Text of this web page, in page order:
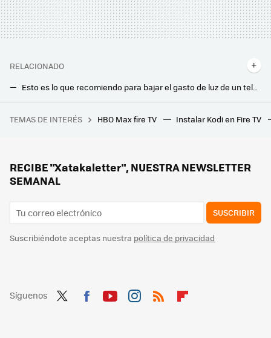
RELACIONADO
Esto es lo que recomiendo para bajar el gasto de luz de un televisor: trucos sencillos que podemos aplicar en casa
Si tienes una tele Samsung llega una gran mejora en tus películas favoritas de Disney+: la plataforma será compatible con HDR10+
Tenemos un problema con el futuro del cemento y con el exceso de plástico. A alguien se le ha ocurrido lo más obvio
Después de tantos años descartando el OLED, ahora es el arma más poderosa de Samsung: este ha sido el giro inesperado en sus teles
TEMAS DE INTERÉS HBO Max fire TV Instalar Kodi en Fire TV
RECIBE "Xatakaletter", NUESTRA NEWSLETTER
SEMANAL
SUSCRIBIR
Suscribiéndote aceptas nuestra política de privacidad
Síguenos